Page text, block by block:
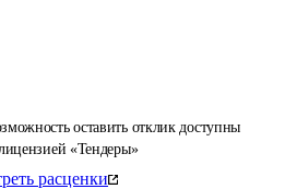
оставить отклик доступны
«Тендеры»
расценки